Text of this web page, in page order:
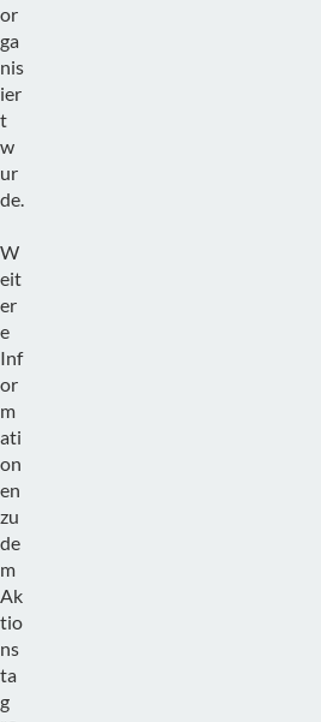
or
ga
nis
ier
t
w
ur
de.
W
eit
er
e
Inf
or
m
ati
on
en
zu
de
m
Ak
tio
ns
ta
g